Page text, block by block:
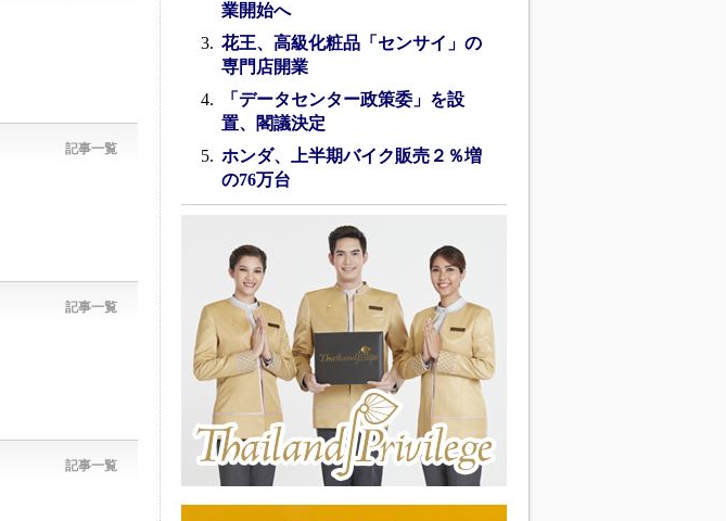
記事一覧
記事一覧
記事一覧
業開始へ
花王、高級化粧品「センサイ」の
専門店開業
「データセンター政策委」を設
置、閣議決定
ホンダ、上半期バイク販売２％増
の76万台